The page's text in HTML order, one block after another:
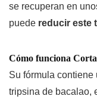
se recuperan en
puede reducir este
Cómo funciona
Su fórmula
tripsina de bacalao,